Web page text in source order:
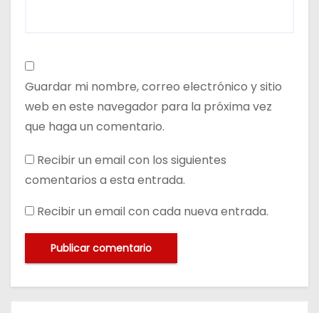
Guardar mi nombre, correo electrónico y sitio
web en este navegador para la próxima vez
que haga un comentario.
Recibir un email con los siguientes
comentarios a esta entrada.
Recibir un email con cada nueva entrada.